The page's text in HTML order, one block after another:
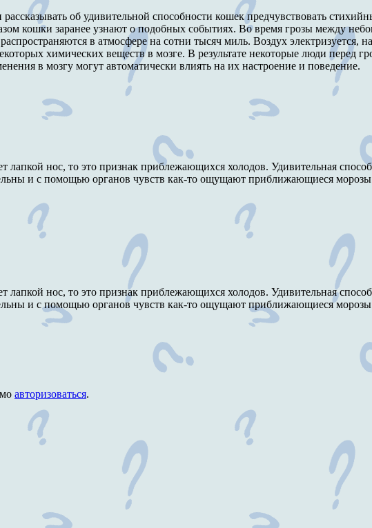
об удивительной способности кошек предчувствовать
кошки заранее узнают о подобных событиях. Во время грозы между
в атмосфере на сотни тысяч миль. Воздух
химических веществ в мозге. В результате некоторые люди перед
в мозгу могут автоматически влиять на их настроение и поведение.
лапкой нос, то это признак приблежающихся холодов. Удивительная
и с помощью органов чувств как-то ощущают приближающиеся
лапкой нос, то это признак приблежающихся холодов. Удивительная
и с помощью органов чувств как-то ощущают приближающиеся
авторизоваться.